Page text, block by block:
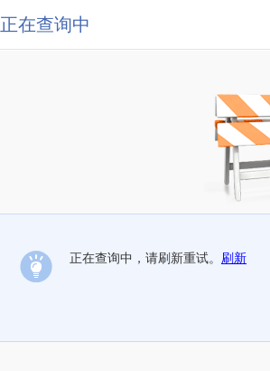
正在查询中
正在查询中，请刷新重试。 刷新